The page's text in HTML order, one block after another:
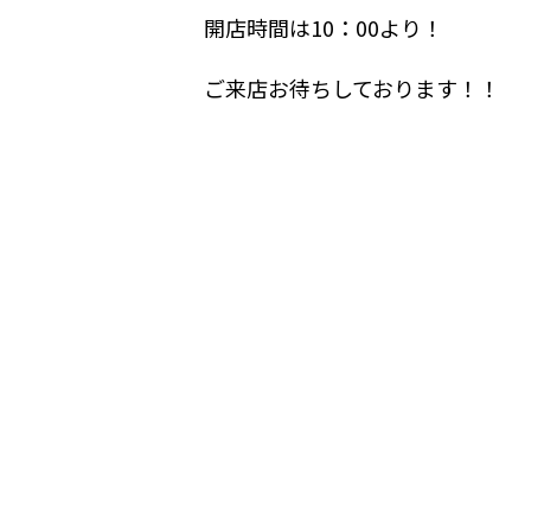
開店時間は10：00より！
ご来店お待ちしております！！